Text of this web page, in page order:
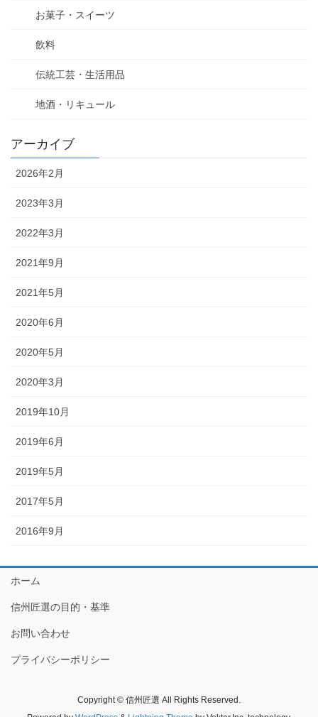
お菓子・スイーツ
飲料
伝統工芸・生活用品
地酒・リキュール
アーカイブ
2026年2月
2023年3月
2022年3月
2021年9月
2021年5月
2020年6月
2020年5月
2020年3月
2019年10月
2019年6月
2019年5月
2017年5月
2016年9月
ホーム
信州匠選の目的・基準
お問い合わせ
プライバシーポリシー
Copyright © 信州匠選 All Rights Reserved.